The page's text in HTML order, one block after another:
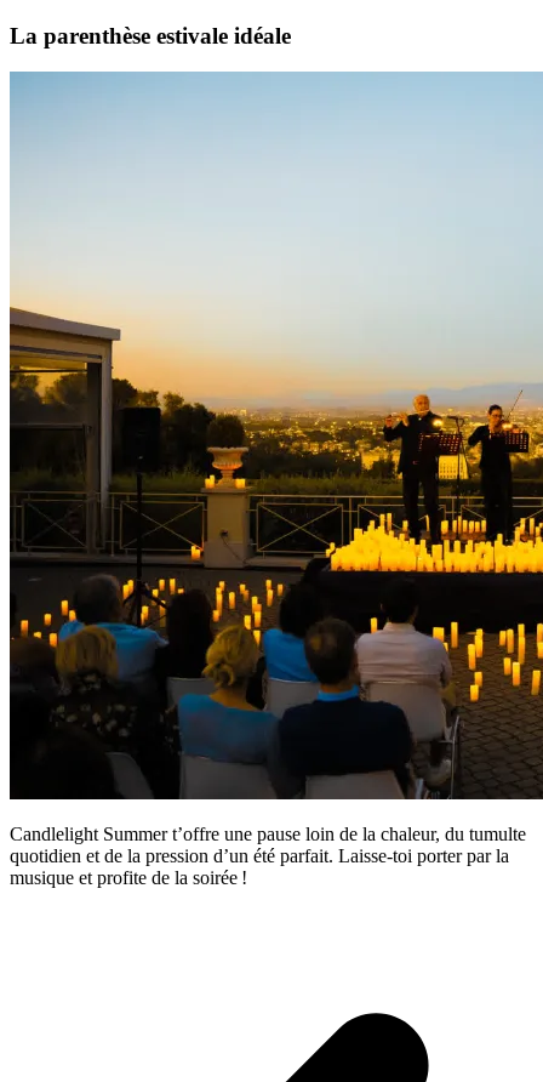
La parenthèse estivale idéale
Candlelight Summer t’offre une pause loin de la chaleur, du tumulte
quotidien et de la pression d’un été parfait. Laisse-toi porter par la
musique et profite de la soirée !